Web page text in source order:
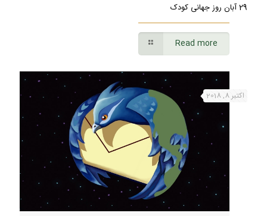
29 آبان روز جهانی کودک
Read more
اکتبر 8, 2018